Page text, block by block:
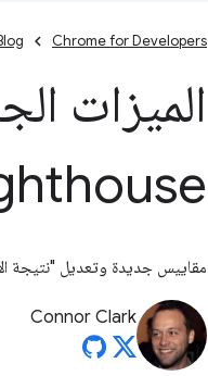
Chrome for Developers
الميزات
مقاييس جديدة وتعديل "نتيجة
Connor Clark